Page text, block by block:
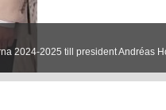
2024-2025 till president Andréas